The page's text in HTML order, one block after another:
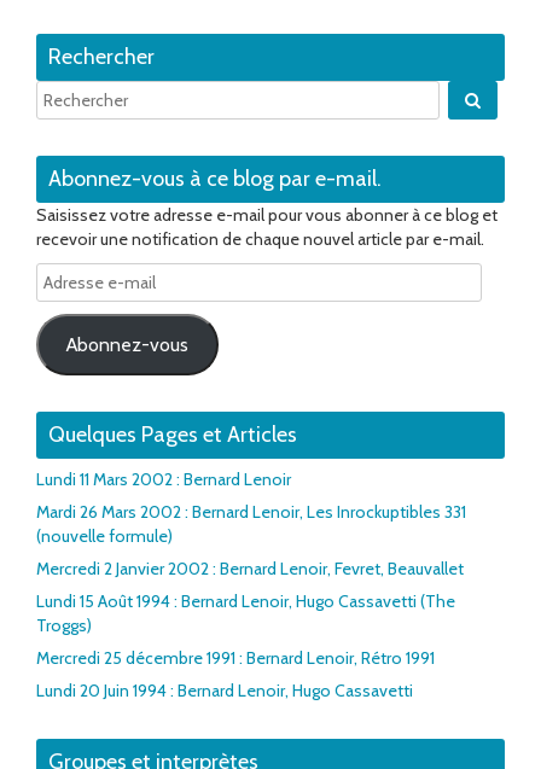
Rechercher
Abonnez-vous à ce blog par e-mail.
Saisissez votre adresse e-mail pour vous abonner à ce blog et
recevoir une notification de chaque nouvel article par e-mail.
Adresse
e-
mail
Abonnez-vous
Quelques Pages et Articles
Lundi 11 Mars 2002 : Bernard Lenoir
Mardi 26 Mars 2002 : Bernard Lenoir, Les Inrockuptibles 331
(nouvelle formule)
Mercredi 2 Janvier 2002 : Bernard Lenoir, Fevret, Beauvallet
Lundi 15 Août 1994 : Bernard Lenoir, Hugo Cassavetti (The
Troggs)
Mercredi 25 décembre 1991 : Bernard Lenoir, Rétro 1991
Lundi 20 Juin 1994 : Bernard Lenoir, Hugo Cassavetti
Groupes et interprètes